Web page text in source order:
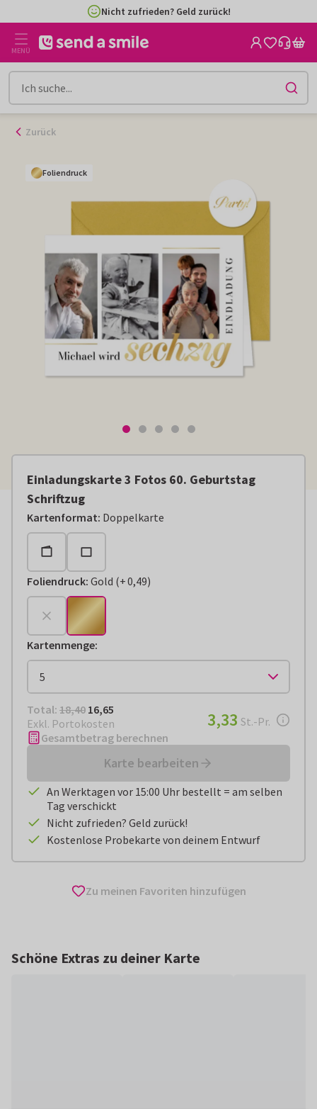
Inhalt
gehen
Nicht zufrieden? Geld zurück!
MENÜ
Zurück
Foliendruck
Foliendruck
Foliendruck
Foliendruck
Foliendruck
Einladungskarte 3 Fotos 60. Geburtstag
Schriftzug
Kartenformat: Doppelkarte
Foliendruck: Gold (
+€ 0,49
+0,49)
Kartenmenge:
Total: € 16,65
Total: 18,40 16,65
Exkl. Portokosten
€ 3,33pro Stück
3,33 St.-Pr.
Gesamtbetrag berechnen
Karte bearbeiten
An Werktagen vor 15:00 Uhr bestellt = am selben
Tag verschickt
Nicht zufrieden? Geld zurück!
Kostenlose Probekarte von deinem Entwurf
Zu meinen Favoriten hinzufügen
Schöne Extras zu deiner Karte